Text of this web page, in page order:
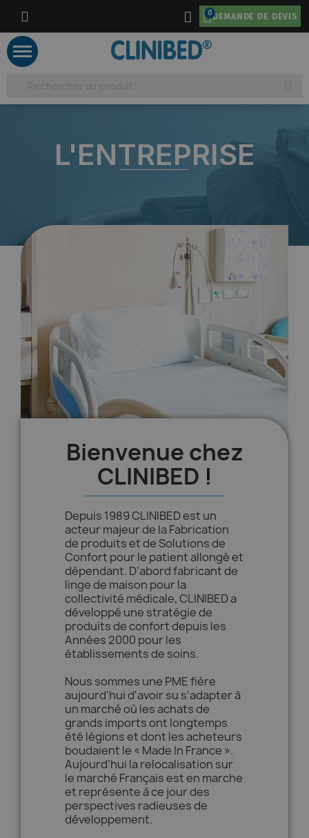
DEMANDE DE DEVIS
L'ENTREPRISE
Bienvenue chez
CLINIBED !
Depuis 1989 CLINIBED est un
acteur majeur de la Fabrication
de produits et de Solutions de
Confort pour le patient allongé et
dépendant. D’abord fabricant de
linge de maison pour la
collectivité médicale, CLINIBED a
développé une stratégie de
produits de confort depuis les
Années 2000 pour les
établissements de soins.
Nous sommes une PME fière
aujourd'hui d'avoir su s'adapter à
un marché où les achats de
grands imports ont longtemps
été légions et dont les acheteurs
boudaient le « Made In France ».
Aujourd’hui la relocalisation sur
le marché Français est en marche
et représente à ce jour des
perspectives radieuses de
développement.